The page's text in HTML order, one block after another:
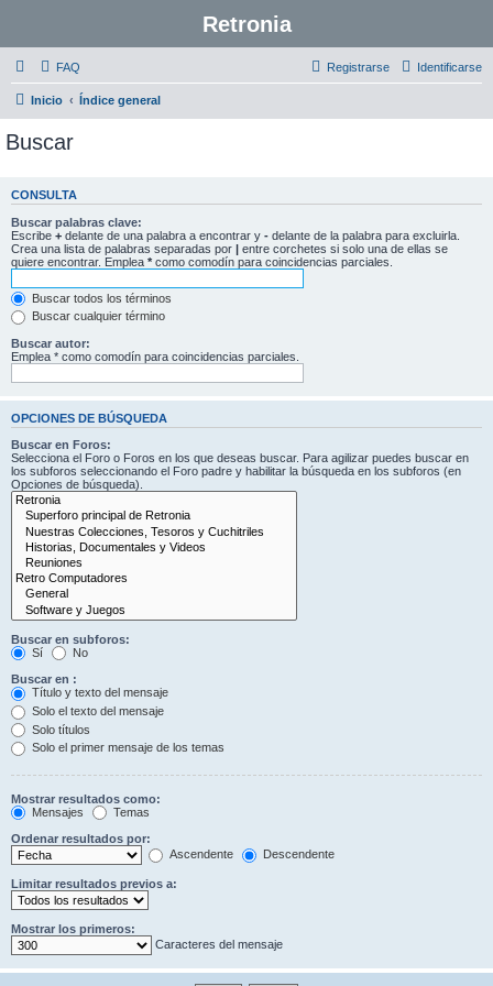
Retronia
FAQ Identificarse
Registrarse
Inicio Índice general
Buscar
CONSULTA
Buscar palabras clave:
Escribe + delante de una palabra a encontrar y - delante de la palabra para excluirla.
Crea una lista de palabras separadas por | entre corchetes si solo una de ellas se
quiere encontrar. Emplea * como comodín para coincidencias parciales.
Buscar todos los términos
Buscar cualquier término
Buscar autor:
Emplea * como comodín para coincidencias parciales.
OPCIONES DE BÚSQUEDA
Buscar en Foros:
Selecciona el Foro o Foros en los que deseas buscar. Para agilizar puedes buscar en
los subforos seleccionando el Foro padre y habilitar la búsqueda en los subforos (en
Opciones de búsqueda).
Buscar en subforos:
Sí
No
Buscar en :
Título y texto del mensaje
Solo el texto del mensaje
Solo títulos
Solo el primer mensaje de los temas
Mostrar resultados como:
Mensajes
Temas
Ordenar resultados por:
Ascendente
Descendente
Limitar resultados previos a:
Mostrar los primeros:
Caracteres del mensaje